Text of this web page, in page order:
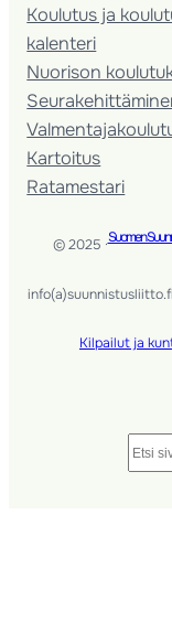
Koulutus ja
kalenteri
Nuorison
Kartoitus
Ratamestari
© 2025 ·Suomen
Kilpailut ja
Etsi